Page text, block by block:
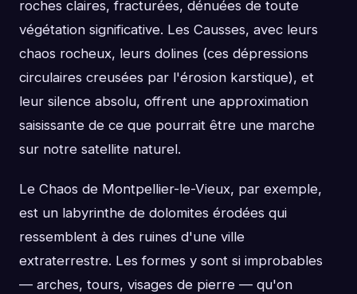
roches claires, fracturées, dénuées de toute
végétation significative. Les Causses, avec leurs
chaos rocheux, leurs dolines (ces dépressions
circulaires creusées par l'érosion karstique), et
leur silence absolu, offrent une approximation
saisissante de ce que pourrait être une marche
sur notre satellite naturel.
Le Chaos de Montpellier-le-Vieux, par exemple,
est un labyrinthe de dolomites érodées qui
ressemblent à des ruines d'une ville
extraterrestre. Les formes y sont si improbables
— arches, tours, visages de pierre — qu'on